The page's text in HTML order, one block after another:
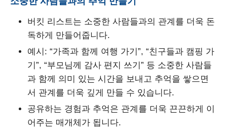
버킷 리스트는 소중한 사람들과의 관계를 더욱 돈
독하게 만들어줍니다.
예시: “가족과 함께 여행 가기”, “친구들과 캠핑 가
기”, “부모님께 감사 편지 쓰기” 등 소중한 사람들
과 함께 의미 있는 시간을 보내고 추억을 쌓으면
서 관계를 더욱 깊게 만들 수 있습니다.
공유하는 경험과 추억은 관계를 더욱 끈끈하게 이
어주는 매개체가 됩니다.